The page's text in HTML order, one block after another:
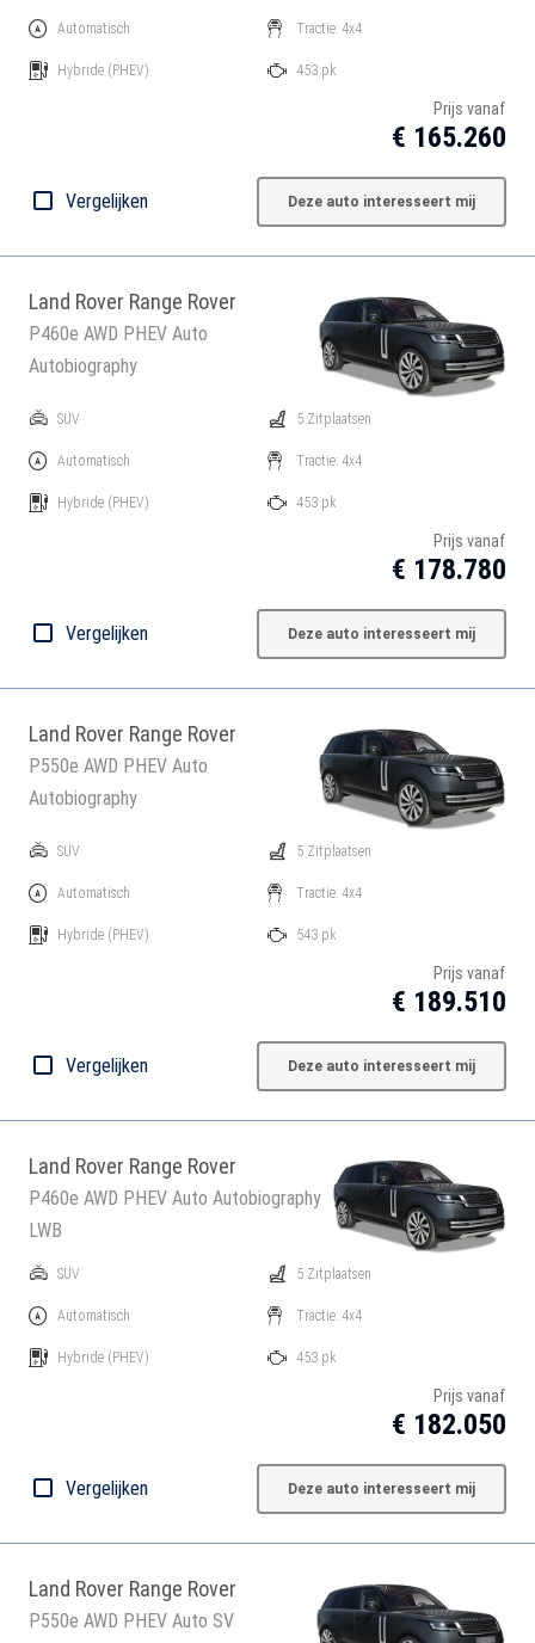
Automatisch
Hybride (PHEV)
Tractie: 4x4
453 pk
Prijs vanaf
€ 165.260
Vergelijken Deze auto interesseert mij
Land Rover Range Rover
P460e AWD PHEV Auto
Autobiography
SUV
Automatisch
Hybride (PHEV)
5 Zitplaatsen
Tractie: 4x4
453 pk
Prijs vanaf
€ 178.780
Vergelijken Deze auto interesseert mij
Land Rover Range Rover
P550e AWD PHEV Auto
Autobiography
SUV
Automatisch
Hybride (PHEV)
5 Zitplaatsen
Tractie: 4x4
543 pk
Prijs vanaf
€ 189.510
Vergelijken Deze auto interesseert mij
Land Rover Range Rover
P460e AWD PHEV Auto Autobiography
LWB
SUV
Automatisch
Hybride (PHEV)
5 Zitplaatsen
Tractie: 4x4
453 pk
Prijs vanaf
€ 182.050
Vergelijken Deze auto interesseert mij
Land Rover Range Rover
P550e AWD PHEV Auto SV